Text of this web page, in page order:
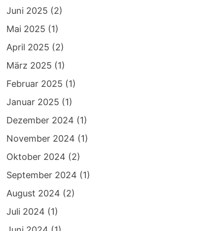
Juni 2025 (2)
Mai 2025 (1)
April 2025 (2)
März 2025 (1)
Februar 2025 (1)
Januar 2025 (1)
Dezember 2024 (1)
November 2024 (1)
Oktober 2024 (2)
September 2024 (1)
August 2024 (2)
Juli 2024 (1)